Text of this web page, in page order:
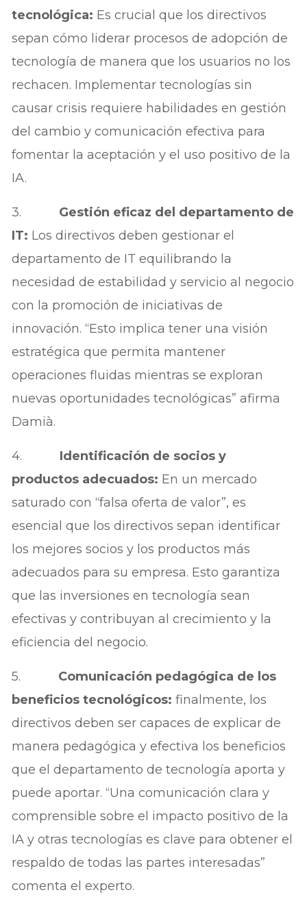
tecnológica: Es crucial que los directivos
sepan cómo liderar procesos de adopción de
tecnología de manera que los usuarios no los
rechacen. Implementar tecnologías sin
causar crisis requiere habilidades en gestión
del cambio y comunicación efectiva para
fomentar la aceptación y el uso positivo de la
IA.
3.
Gestión eficaz del departamento de
IT: Los directivos deben gestionar el
departamento de IT equilibrando la
necesidad de estabilidad y servicio al negocio
con la promoción de iniciativas de
innovación. “Esto implica tener una visión
estratégica que permita mantener
operaciones fluidas mientras se exploran
nuevas oportunidades tecnológicas” afirma
Damià.
4. Identificación de socios y
productos adecuados: En un mercado
saturado con “falsa oferta de valor”, es
esencial que los directivos sepan identificar
los mejores socios y los productos más
adecuados para su empresa. Esto garantiza
que las inversiones en tecnología sean
efectivas y contribuyan al crecimiento y la
eficiencia del negocio.
5.
Comunicación pedagógica de los
beneficios tecnológicos:finalmente, los
directivos deben ser capaces de explicar de
manera pedagógica y efectiva los beneficios
que el departamento de tecnología aporta y
puede aportar. “Una comunicación clara y
comprensible sobre el impacto positivo de la
IA y otras tecnologías es clave para obtener el
respaldo de todas las partes interesadas”
comenta el experto.